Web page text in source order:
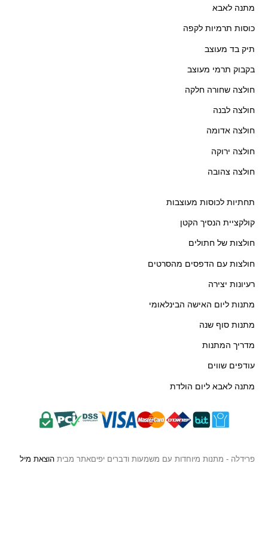
מתנה לאבא
כוסות תרמיות לקפה
תיק בד מעוצב
בקבוק תרמי מעוצב
חולצה שחורה חלקה
חולצה לבנה
חולצה אדומה
חולצה ירוקה
חולצה צהובה
תחתיות לכוסות מעוצבות
קולקציית הנסיך הקטן
חולצות של חתולים
חולצות עם הדפסים מהסרטים
רעיונות יצירה
מתנות ליום האישה הבינלאומי
מתנות סוף שנה
מדריך המתנות
עודפים שווים
מתנה לאבא ליום הולדת
פרידלה - מתנות מיוחדות עם משמעות ודברים יפיםאתר מביתהוצאת מיל